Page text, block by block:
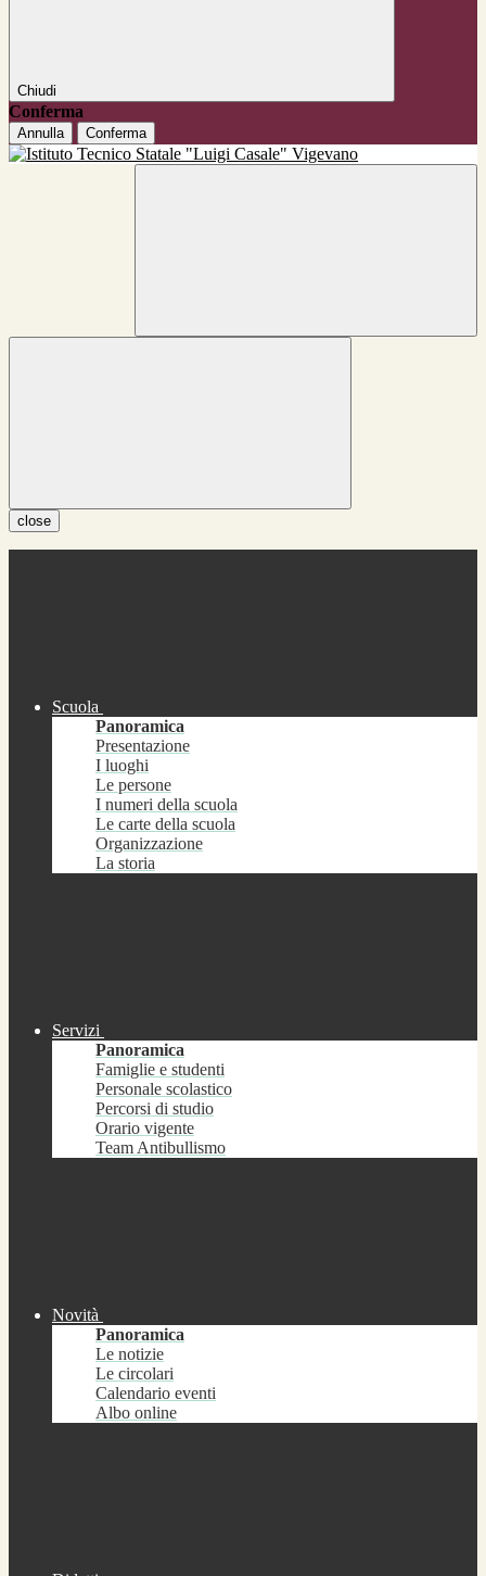
Chiudi
Conferma
Annulla Conferma
close
Scuola
Panoramica
Presentazione
I luoghi
Le persone
I numeri della scuola
Le carte della scuola
Organizzazione
La storia
Servizi
Panoramica
Famiglie e studenti
Personale scolastico
Percorsi di studio
Orario vigente
Team Antibullismo
Novità
Panoramica
Le notizie
Le circolari
Calendario eventi
Albo online